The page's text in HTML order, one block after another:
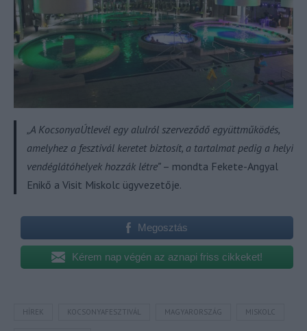
„A KocsonyaÚtlevél egy alulról szerveződő együttműködés,
amelyhez a fesztivál keretet biztosít, a tartalmat pedig a helyi
vendéglátóhelyek hozzák létre”– mondta Fekete-Angyal
Enikő a Visit Miskolc ügyvezetője.
Megosztás
Kérem nap végén az aznapi friss cikkeket!
HÍREK KOCSONYAFESZTIVÁL MAGYARORSZÁG MISKOLC